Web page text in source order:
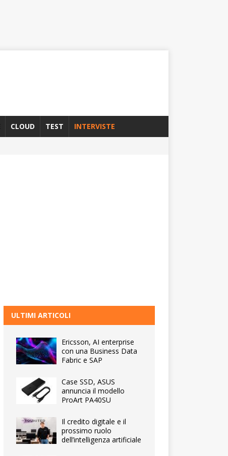
CLOUD TEST INTERVISTE
ULTIMI ARTICOLI
Ericsson, AI enterprise
con una Business Data
Fabric e SAP
Case SSD, ASUS
annuncia il modello
ProArt PA40SU
Il credito digitale e il
prossimo ruolo
dell’intelligenza artificiale